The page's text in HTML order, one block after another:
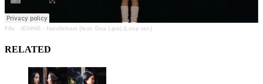
Fife · JENNIE - Handlebars (feat. Dua Lipa) (Loop ver.)
RELATED